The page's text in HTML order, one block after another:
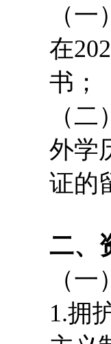
（
在
书；
（
外学
证的
二、
（
1.拥